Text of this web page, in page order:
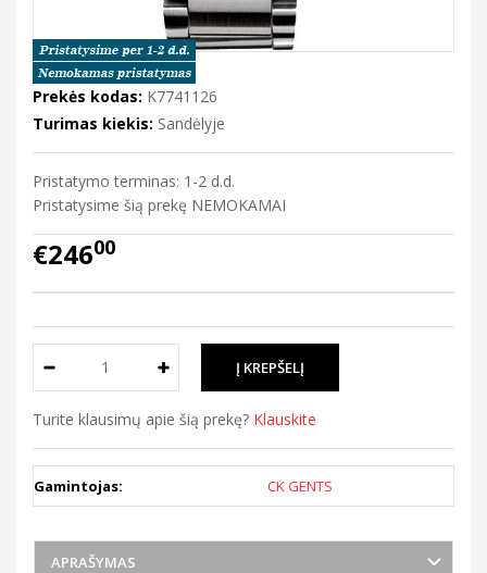
Prekės kodas: K7741126
Turimas kiekis: Sandėlyje
Pristatymo terminas: 1-2 d.d.
Pristatysime šią prekę NEMOKAMAI
€24600
Turite klausimų apie šią prekę? Klauskite
Gamintojas: CK GENTS
APRAŠYMAS